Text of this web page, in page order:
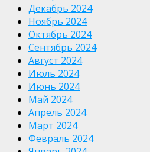
Декабрь 2024
Ноябрь 2024
Октябрь 2024
Сентябрь 2024
Август 2024
Июль 2024
Июнь 2024
Май 2024
Апрель 2024
Март 2024
Февраль 2024